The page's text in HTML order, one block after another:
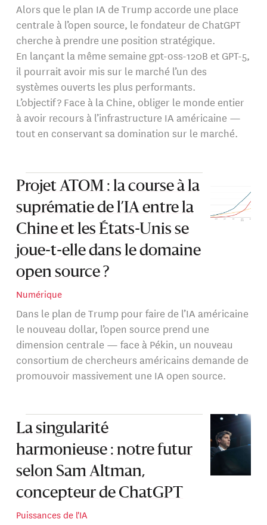
Alors que le plan IA de Trump accorde une place
centrale à l’open source, le fondateur de ChatGPT
cherche à prendre une position stratégique.
En lançant la même semaine gpt-oss-120B et GPT-5,
il pourrait avoir mis sur le marché l’un des
systèmes ouverts les plus performants.
L’objectif ? Face à la Chine, obliger le monde entier
à avoir recours à l’infrastructure IA américaine —
tout en conservant sa domination sur le marché.
Projet ATOM : la course à la
suprématie de l’IA entre la
Chine et les États-Unis se
joue-t-elle dans le domaine
open source ?
Numérique
Dans le plan de Trump pour faire de l’IA américaine
le nouveau dollar, l’open source prend une
dimension centrale — face à Pékin, un nouveau
consortium de chercheurs américains demande de
promouvoir massivement une IA open source.
La singularité
harmonieuse : notre futur
selon Sam Altman,
concepteur de ChatGPT
Puissances de l'IA